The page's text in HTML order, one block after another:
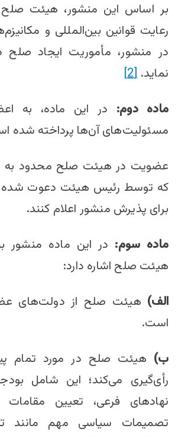
بر اساس این منشور، هیئت
رعایت قوانین بین‌المللی و
در منشور، مأموریت ایجاد صلح
نماید.[2]
ماده دوم: در این ماده، به
مسئولیت‌های آن‌ها پرداخته شده
عضویت در هیئت صلح محدود به
که توسط رئیس هیئت دعوت شده
برای پذیرش منشور اعلام کنند.
ماده سوم: در این ماده منشور
هیئت صلح اشاره دارد:
الف) هیئت صلح از دولت‌های
است.
ب) هیئت صلح در مورد تمام
رأی‌گیری می‌کند؛ این شامل
نهادهای فرعی، تعیین مقامات
تصمیمات سیاسی مهم مانند